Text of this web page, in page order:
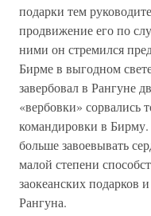
подарки тем
продвижение его по
ними он стремился
Бирме в выгодном
завербовал в Рангуне
«вербовки» сорвались
командировки в Бирму.
больше завоевывать
малой степени
заокеанских подарков
Рангуна.